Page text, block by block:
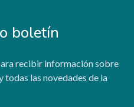
boletín
recibir información sobre
todas las novedades de la